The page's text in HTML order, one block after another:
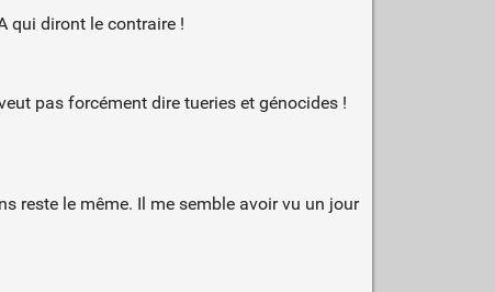
qui diront le contraire !
pas forcément dire tueries et génocides !
reste le même. Il me semble avoir vu un jour